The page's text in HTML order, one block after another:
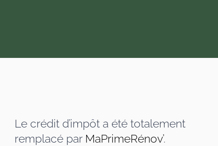
Le crédit d’impôt a été totalement
remplacé par MaPrimeRénov’.